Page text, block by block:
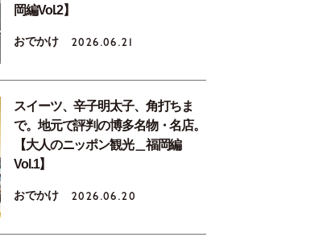
岡編Vol.2】
おでかけ 2026.06.21
スイーツ、辛子明太子、角打ちま
で。地元で評判の博多名物・名店。
【大人のニッポン観光＿福岡編
Vol.1】
おでかけ 2026.06.20